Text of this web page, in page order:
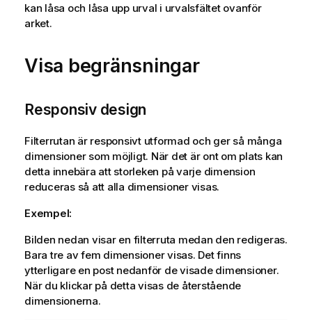
kan låsa och låsa upp urval i urvalsfältet ovanför
arket.
Visa begränsningar
Responsiv design
Filterrutan är responsivt utformad och ger så många
dimensioner som möjligt. När det är ont om plats kan
detta innebära att storleken på varje dimension
reduceras så att alla dimensioner visas.
Exempel:
Bilden nedan visar en filterruta medan den redigeras.
Bara tre av fem dimensioner visas. Det finns
ytterligare en post nedanför de visade dimensioner.
När du klickar på detta visas de återstående
dimensionerna.